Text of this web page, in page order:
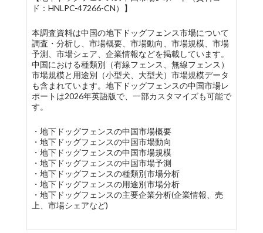
ド：HNLPC-47266-CN）】
本調査資料は中国の地下ドッグフェンス市場について
調査・分析し、市場概要、市場動向、市場規模、市場
予測、市場シェア、企業情報などを掲載しています。
中国における種類別（有線フェンス、無線フェンス）
市場規模と用途別（小型犬、大型犬）市場規模データ
も含まれています。地下ドッグフェンスの中国市場レ
ポートは2026年英語版で、一部カスタマイズも可能で
す。
・地下ドッグフェンスの中国市場概要
・地下ドッグフェンスの中国市場動向
・地下ドッグフェンスの中国市場規模
・地下ドッグフェンスの中国市場予測
・地下ドッグフェンスの種類別市場分析
・地下ドッグフェンスの用途別市場分析
・地下ドッグフェンスの主要企業分析(企業情報、売
上、市場シェアなど)